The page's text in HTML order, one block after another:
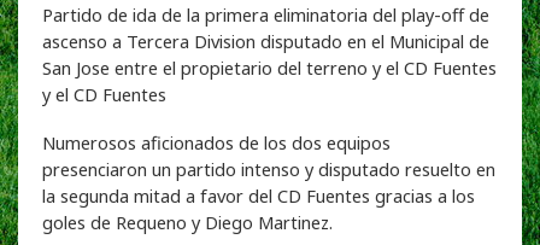
Partido de ida de la primera eliminatoria del play-off de
ascenso a Tercera Division disputado en el Municipal de
San Jose entre el propietario del terreno y el CD Fuentes
y el CD Fuentes
Numerosos aficionados de los dos equipos
presenciaron un partido intenso y disputado resuelto en
la segunda mitad a favor del CD Fuentes gracias a los
goles de Requeno y Diego Martinez.